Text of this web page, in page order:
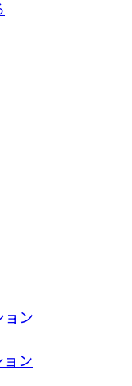
ョン
ン